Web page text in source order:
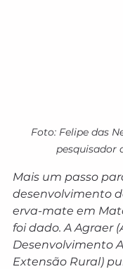
Foto: Felipe das
pesquisador
Mais um passo
desenvolvimento
erva-mate em
foi dado. A Agraer
Desenvolvimento
Extensão Rural)